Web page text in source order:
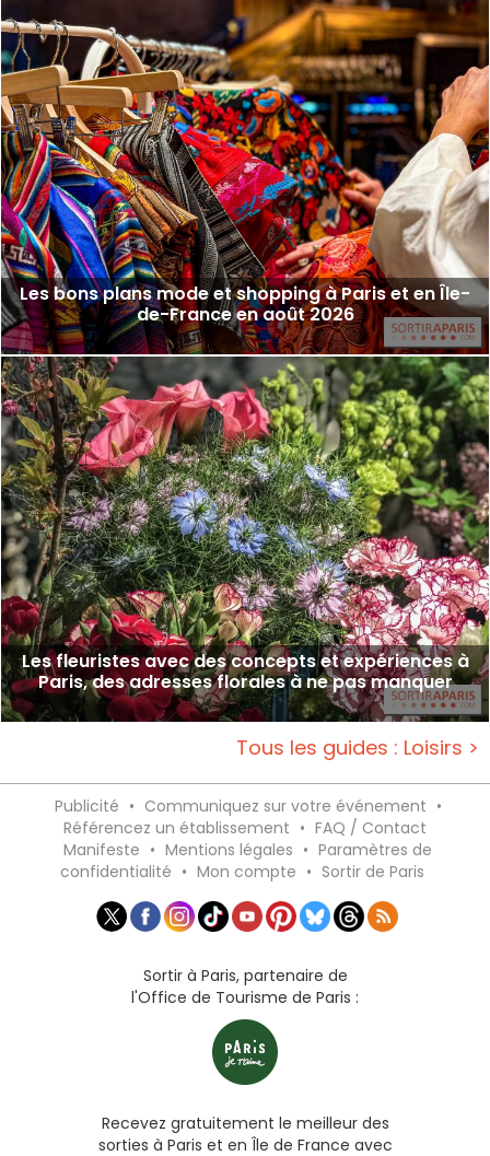
Les bons plans mode et shopping à Paris et en Île-
de-France en août 2026
Les fleuristes avec des concepts et expériences à
Paris, des adresses florales à ne pas manquer
Tous les guides : Loisirs >
Publicité • Communiquez sur votre événement •
Référencez un établissement • FAQ / Contact
Manifeste • Mentions légales • Paramètres de
confidentialité • Mon compte • Sortir de Paris
Sortir à Paris, partenaire de
l'Office de Tourisme de Paris :
Recevez gratuitement le meilleur des
sorties à Paris et en Île de France avec